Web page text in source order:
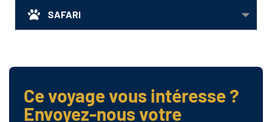
SAFARI
Ce voyage vous intéresse ?
Envoyez-nous votre